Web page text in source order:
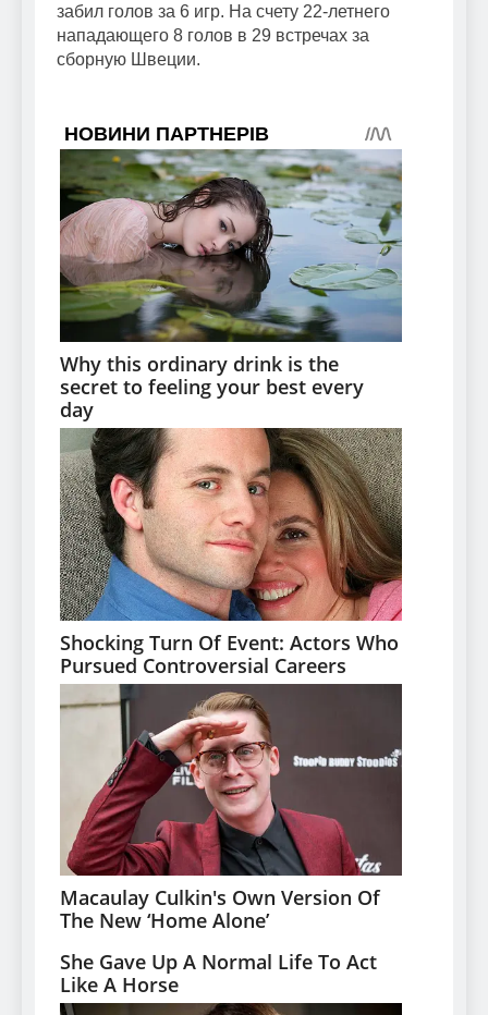
забил голов за 6 игр. На счету 22-летнего
нападающего 8 голов в 29 встречах за
сборную Швеции.